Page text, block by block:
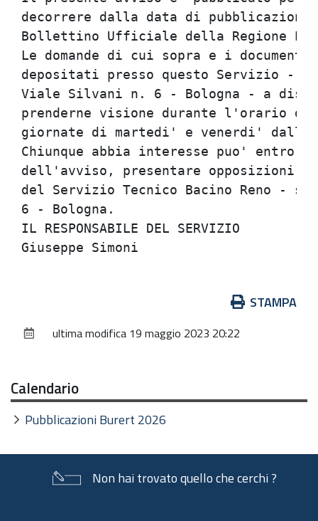
decorrere dalla data di
Bollettino Ufficiale
Le domande di cui sopra e i
depositati presso questo
Viale Silvani n. 6 -
prenderne visione durante
giornate di martedi' e
Chiunque abbia interesse
dell'avviso, presentare
del Servizio Tecnico Bacino
6 -
IL
documento
STAMPA
ultima modifica 19 maggio 2023 20:22
Calendario
Pubblicazioni Burert 2026
Non hai trovato quello che cerchi ?